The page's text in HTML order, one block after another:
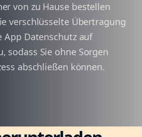
von zu Hause bestellen
verschlüsselte Übertragung
App Datenschutz auf
sodass Sie ohne Sorgen
abschließen können.